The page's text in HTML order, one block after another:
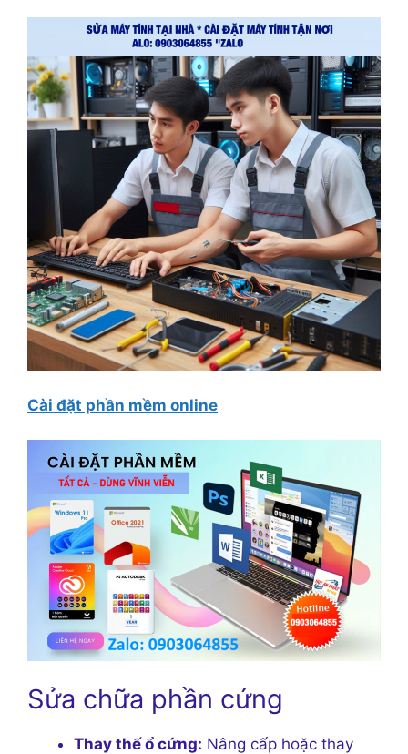
Cài đặt phần mềm online
Sửa chữa phần cứng
Thay thế ổ cứng: Nâng cấp hoặc thay